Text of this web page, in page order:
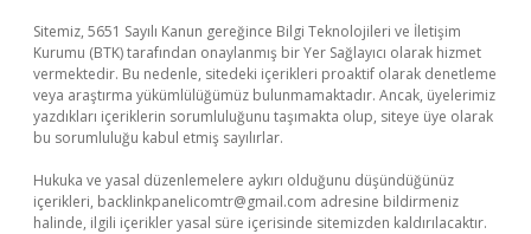
Sitemiz, 5651 Sayılı Kanun gereğince Bilgi Teknolojileri ve İletişim
Kurumu (BTK) tarafından onaylanmış bir Yer Sağlayıcı olarak hizmet
vermektedir. Bu nedenle, sitedeki içerikleri proaktif olarak denetleme
veya araştırma yükümlülüğümüz bulunmamaktadır. Ancak, üyelerimiz
yazdıkları içeriklerin sorumluluğunu taşımakta olup, siteye üye olarak
bu sorumluluğu kabul etmiş sayılırlar.
Hukuka ve yasal düzenlemelere aykırı olduğunu düşündüğünüz
içerikleri, backlinkpanelicomtr@gmail.com adresine bildirmeniz
halinde, ilgili içerikler yasal süre içerisinde sitemizden kaldırılacaktır.